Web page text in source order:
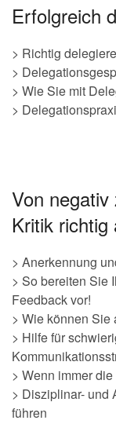
Erfolgreich
> Richtig
>
> Wie Sie mit
>
Von
Kritik richtig
> Anerkennung
> So bereiten Sie
Feedback vor!
> Wie können Sie
> Hilfe für
> Wenn immer
> Disziplinar- und
führen